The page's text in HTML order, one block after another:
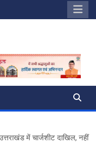
में चार्जशीट दाखिल, नहीं